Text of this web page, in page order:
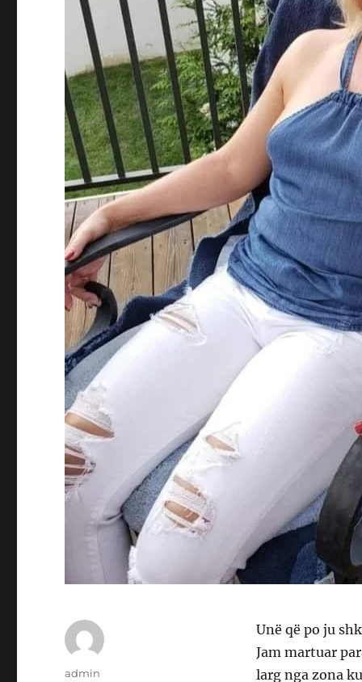
Unë që po ju
Jam martuar
larg nga zona
Author
admin